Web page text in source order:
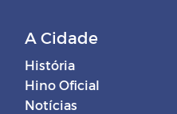
A Cidade
História
Hino Oficial
Notícias